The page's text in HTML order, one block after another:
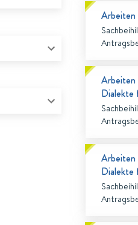
Arbeiten
Arbeiten
Dialekte
Arbeiten
Dialekte